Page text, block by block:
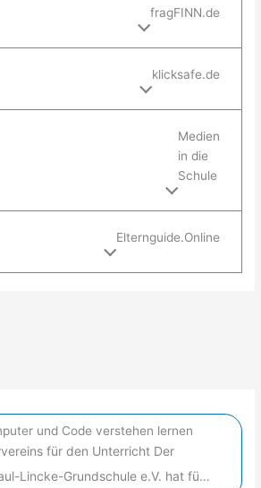
fragFINN.de
klicksafe.de
Medien
in die
Schule
Elternguide.Online
und Code verstehen lernen
für den Unterricht Der
Lincke-Grundschule e.V. hat fü…